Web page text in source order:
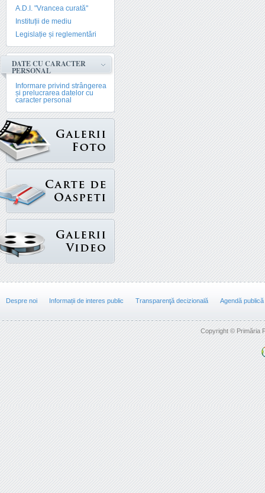
A.D.I. "Vrancea curată"
Instituții de mediu
Legislație și reglementări
DATE CU CARACTER
PERSONAL
Informare privind strângerea
și prelucrarea datelor cu
caracter personal
Despre noi Informații de interes public Transparenţă decizională Agendă publică
Copyright © Primăria